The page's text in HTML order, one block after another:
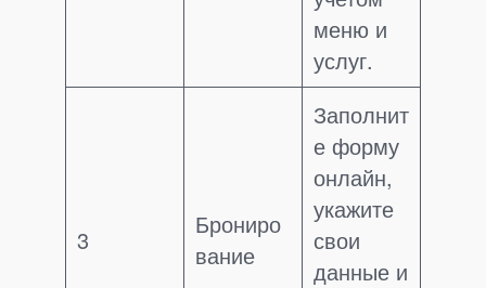
меню и
услуг.
3
Брониро
вание
Заполнит
е форму
онлайн,
укажите
свои
данные и